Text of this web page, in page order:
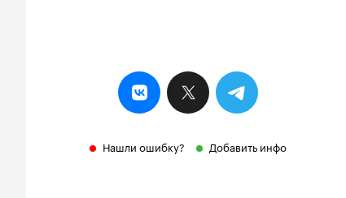
Нашли ошибку? Добавить инфо